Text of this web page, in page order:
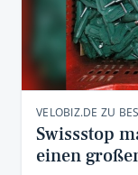
VELOBIZ.DE ZU
Swissstop
einen